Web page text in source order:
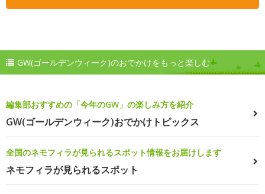
GW(ゴールデンウィーク)のおでかけをもっと楽しむ
編集部おすすめの「今年のGW」の楽しみ方を紹介
GW(ゴールデンウィーク)おでかけトピックス
全国のネモフィラが見られるスポット情報をお届けします
ネモフィラが見られるスポット